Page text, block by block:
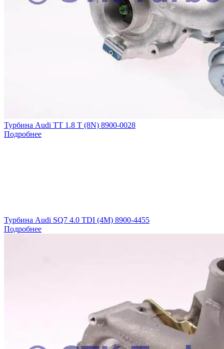
Турбина Audi TT 1.8 T (8N) 8900-0028
Подробнее
Турбина Audi SQ7 4.0 TDI (4M) 8900-4455
Подробнее